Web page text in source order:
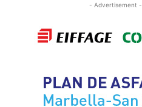
- Advertisement -